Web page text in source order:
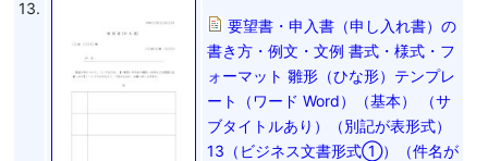
13.
要望書・申入書（申し入れ書）の
書き方・例文・文例 書式・様式・フ
ォーマット 雛形（ひな形）テンプレ
ート（ワード Word）（基本） （サ
ブタイトルあり）（別記が表形式）
13（ビジネス文書形式①）（件名が